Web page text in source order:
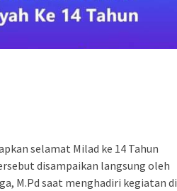
selamat Milad ke 14 Tahun
disampaikan langsung oleh
M.Pd saat menghadiri kegiatan di